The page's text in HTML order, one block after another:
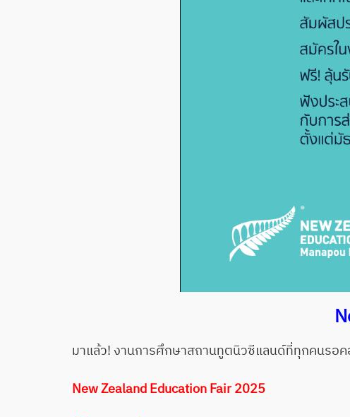
มาแล้ว! งานการศึกษาสถานทูตนิวซีแลนด์ที่ทุกคนรอ
New Zealand Education Fair 2025